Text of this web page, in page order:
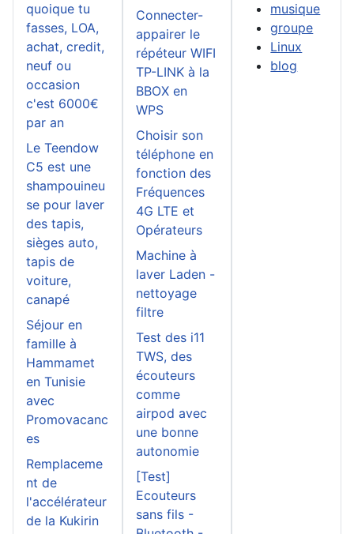
quoique tu
fasses, LOA,
achat, credit,
neuf ou
occasion
c'est 6000€
par an
Le Teendow
C5 est une
shampouineu
se pour laver
des tapis,
sièges auto,
tapis de
voiture,
canapé
Séjour en
famille à
Hammamet
en Tunisie
avec
Promovacanc
es
Remplaceme
nt de
l'accélérateur
de la Kukirin
Connecter-
appairer le
répéteur WIFI
TP-LINK à la
BBOX en
WPS
Choisir son
téléphone en
fonction des
Fréquences
4G LTE et
Opérateurs
Machine à
laver Laden -
nettoyage
filtre
Test des i11
TWS, des
écouteurs
comme
airpod avec
une bonne
autonomie
[Test]
Ecouteurs
sans fils -
musique
groupe
Linux
blog